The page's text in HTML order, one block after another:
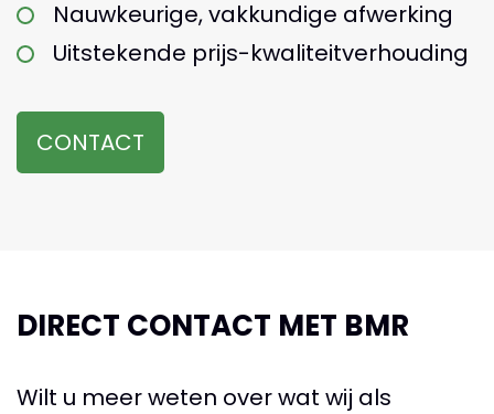
Nauwkeurige, vakkundige afwerking
Uitstekende prijs-kwaliteitverhouding
CONTACT
DIRECT CONTACT MET BMR
Wilt u meer weten over wat wij als